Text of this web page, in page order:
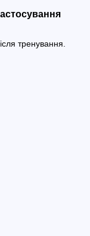
тренування.